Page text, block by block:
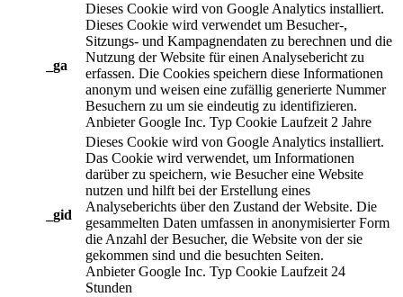
_ga
Dieses Cookie wird von Google Analytics installiert.
Dieses Cookie wird verwendet um Besucher-,
Sitzungs- und Kampagnendaten zu berechnen und die
Nutzung der Website für einen Analysebericht zu
erfassen. Die Cookies speichern diese Informationen
anonym und weisen eine zufällig generierte Nummer
Besuchern zu um sie eindeutig zu identifizieren.
Anbieter Google Inc. Typ Cookie Laufzeit 2 Jahre
_gid
Dieses Cookie wird von Google Analytics installiert.
Das Cookie wird verwendet, um Informationen
darüber zu speichern, wie Besucher eine Website
nutzen und hilft bei der Erstellung eines
Analyseberichts über den Zustand der Website. Die
gesammelten Daten umfassen in anonymisierter Form
die Anzahl der Besucher, die Website von der sie
gekommen sind und die besuchten Seiten.
Anbieter Google Inc. Typ Cookie Laufzeit 24
Stunden